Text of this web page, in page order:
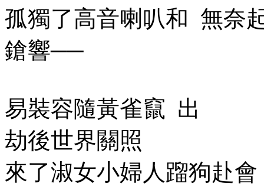
孤獨了高音喇叭和 無奈
鎗響──
易裝容隨黃雀竄 出
劫後世界關照
來了淑女小婦人蹓狗赴會